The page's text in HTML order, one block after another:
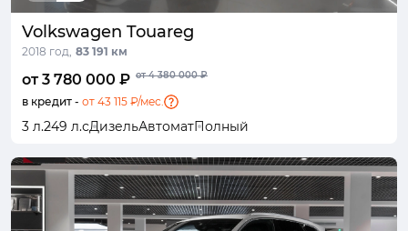
Volkswagen Touareg
2018 год, 83 191 км
от 3 780 000 ₽ от 4 380 000 ₽
в кредит - от 43 115 ₽/мес.
3 л.249 л.сДизельАвтоматПолный